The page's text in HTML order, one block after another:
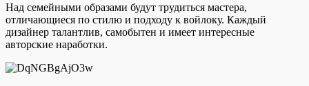
Над семейными образами будут трудиться мастера,
отличающиеся по стилю и подходу к войлоку. Каждый
дизайнер талантлив, самобытен и имеет интересные
авторские наработки.